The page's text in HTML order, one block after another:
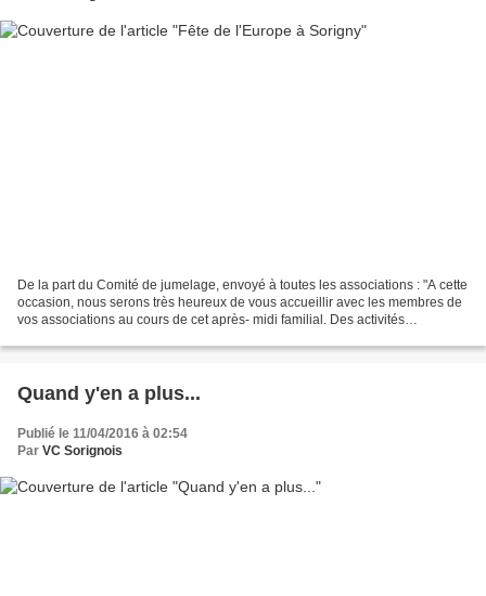
De la part du Comité de jumelage, envoyé à toutes les associations : "A cette
occasion, nous serons très heureux de vous accueillir avec les membres de
vos associations au cours de cet après- midi familial. Des activités
Quand y'en a plus...
Publié le 11/04/2016 à 02:54
Par VC Sorignois